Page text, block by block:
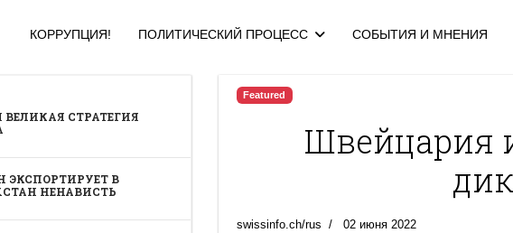
КОРРУПЦИЯ! ПОЛИТИЧЕСКИЙ ПРОЦЕСС СОБЫТИЯ И МНЕНИЯ
ВЕЛИКАЯ СТРАТЕГИЯ
ЭКСПОРТИРУЕТ В
НЕНАВИСТЬ
Featured
Швейцария
swissinfo.ch/rus 02 июня 2022